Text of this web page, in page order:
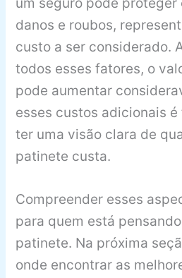
danos e roubos,
custo a ser considerado.
todos esses fatores, o
pode aumentar
esses custos adicionais
ter uma visão clara de
patinete custa.
Compreender esses
para quem está
patinete. Na próxima
onde encontrar as